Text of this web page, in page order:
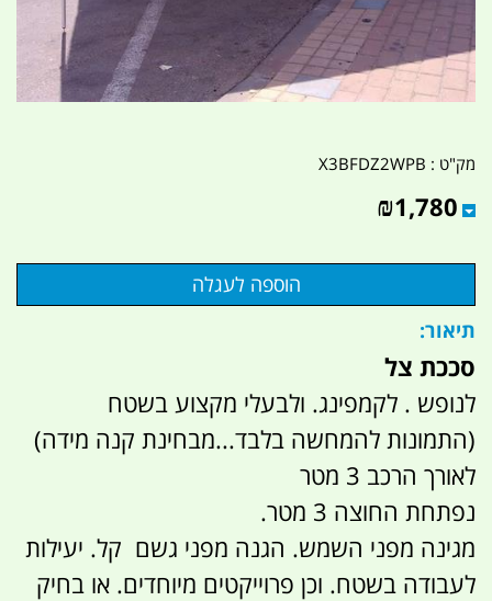
מק"ט : X3BFDZ2WPB
₪1,780
תיאור:
סככת צל
לנופש . לקמפינג. ולבעלי מקצוע בשטח
(התמונות להמחשה בלבד...מבחינת קנה מידה)
לאורך הרכב 3 מטר
נפתחת החוצה 3 מטר.
מגינה מפני השמש. הגנה מפני גשם קל. יעילות
לעבודה בשטח. וכן פרוייקטים מיוחדים. או בחיק